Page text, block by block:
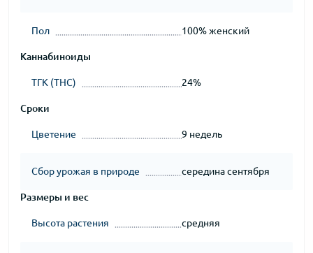
Пол 100% женский
Каннабиноиды
ТГК (THC) 24%
Сроки
Цветение 9 недель
Сбор урожая в природе середина сентября
Размеры и вес
Высота растения средняя